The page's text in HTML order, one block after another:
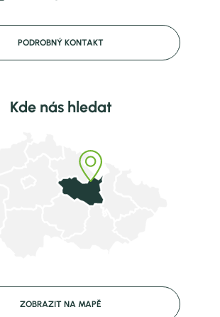
PODROBNÝ KONTAKT
Kde nás hledat
ZOBRAZIT NA MAPĚ